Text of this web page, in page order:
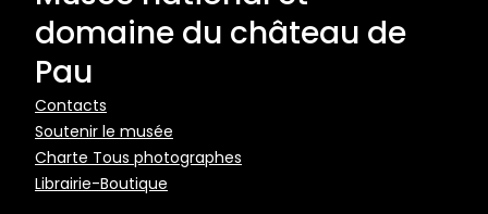
domaine du château de
Pau
Pied
de
page
Contacts
Soutenir le musée
Charte Tous photographes
Librairie-Boutique